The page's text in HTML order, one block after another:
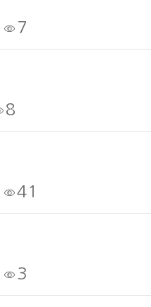
7
8
41
3